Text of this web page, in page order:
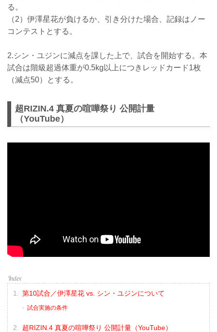
る。
（2）伊澤星花が負けるか、引き分けた場合、記録はノー
コンテストとする。
2.シン・ユジンに減点を課した上で、試合を開始する。本
試合は階級超過体重が0.5kg以上につきレッドカード1枚
（減点50）とする。
超RIZIN.4 真夏の喧嘩祭り 公開計量
（YouTube）
第10試合／伊澤星花 vs. シン・ユジンについて
試合実施の条件
超RIZIN.4 真夏の喧嘩祭り 公開計量（YouTube）